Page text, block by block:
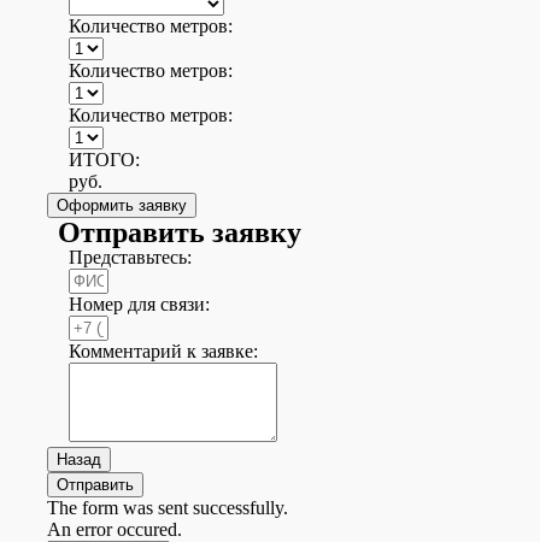
Количество метров:
Количество метров:
Количество метров:
ИТОГО:
руб.
Оформить заявку
Отправить заявку
Представьтесь:
Номер для связи:
Комментарий к заявке:
Назад
Отправить
The form was sent successfully.
An error occured.